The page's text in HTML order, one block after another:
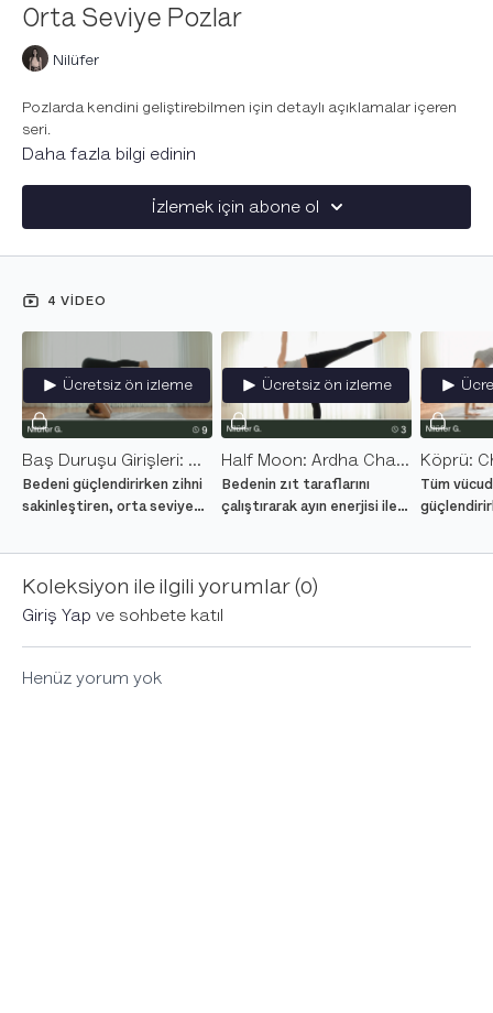
Orta Seviye Pozlar
Nilüfer
Pozlarda kendini geliştirebilmen için detaylı açıklamalar içeren
seri.
Daha fazla bilgi edinin
İzlemek için abone ol
4 VIDEO
Ücretsiz ön izleme
Baş Duruşu Girişleri: Sirsasana
Bedeni güçlendirirken zihni
sakinleştiren, orta seviye
pozuna farklı giriş
bilgilendirici ders.
Ücretsiz ön izleme
Half Moon: Ardha Chandrasana
Bedenin zıt taraflarını
çalıştırarak ayın enerjisi ile
eden Ardha Chandrasana
Köprü:
Tüm
Koleksiyon ile ilgili yorumlar (0)
Giriş Yap ve sohbete katıl
Henüz yorum yok